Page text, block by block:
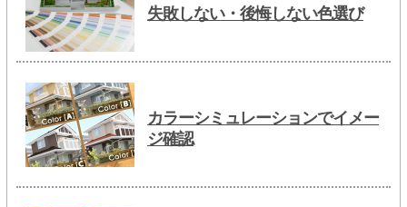
失敗しない・後悔しない色選び
カラーシミュレーションでイメー
ジ確認